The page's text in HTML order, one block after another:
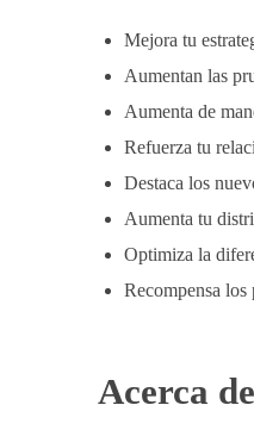
Mejora tu
Aumentan las
Aumenta de
Refuerza tu
Destaca los
Aumenta tu
Optimiza la
Recompensa
Acerca